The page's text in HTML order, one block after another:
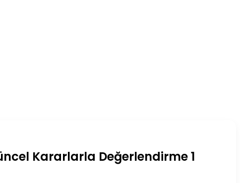
Kararlarla Değerlendirme 1